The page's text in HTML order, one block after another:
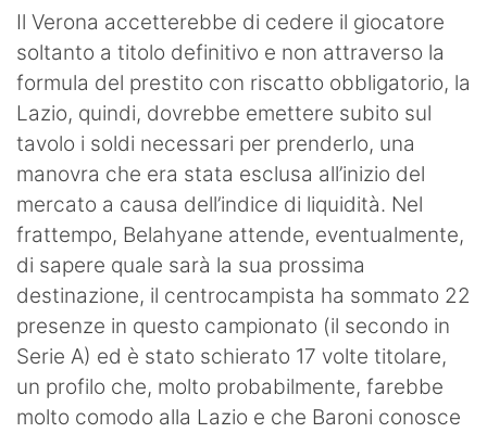
Il Verona accetterebbe di cedere il giocatore
soltanto a titolo definitivo e non attraverso la
formula del prestito con riscatto obbligatorio, la
Lazio, quindi, dovrebbe emettere subito sul
tavolo i soldi necessari per prenderlo, una
manovra che era stata esclusa all’inizio del
mercato a causa dell’indice di liquidità. Nel
frattempo, Belahyane attende, eventualmente,
di sapere quale sarà la sua prossima
destinazione, il centrocampista ha sommato 22
presenze in questo campionato (il secondo in
Serie A) ed è stato schierato 17 volte titolare,
un profilo che, molto probabilmente, farebbe
molto comodo alla Lazio e che Baroni conosce